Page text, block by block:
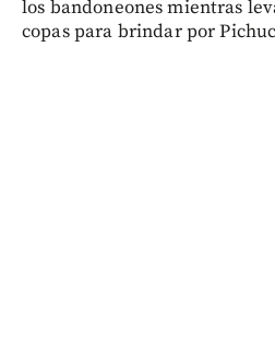
los bandoneones mientras
copas para brindar por